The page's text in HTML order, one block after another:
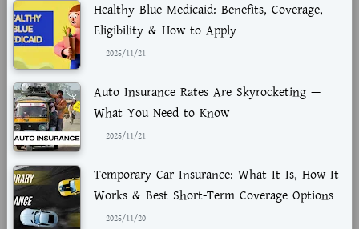
Healthy Blue Medicaid: Benefits, Coverage,
Eligibility & How to Apply
2025/11/21
Auto Insurance Rates Are Skyrocketing —
What You Need to Know
2025/11/21
Temporary Car Insurance: What It Is, How It
Works & Best Short-Term Coverage Options
2025/11/20